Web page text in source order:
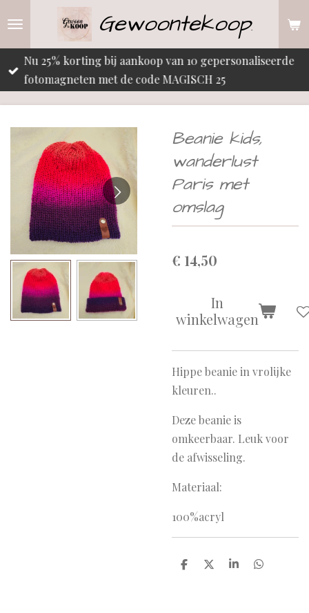
de
hoofdinhoud
Gewoontekoop.
Nu 25% korting bij aankoop van 10 gepersonaliseerde
fotomagneten met de code MAGISCH 25
Beanie kids,
wanderlust
Paris met
omslag
€ 14,50
In
winkelwagen
Hippe beanie in vrolijke
kleuren..
Deze beanie is
omkeerbaar. Leuk voor
de afwisseling.
Materiaal:
100%acryl
D
D
S
D